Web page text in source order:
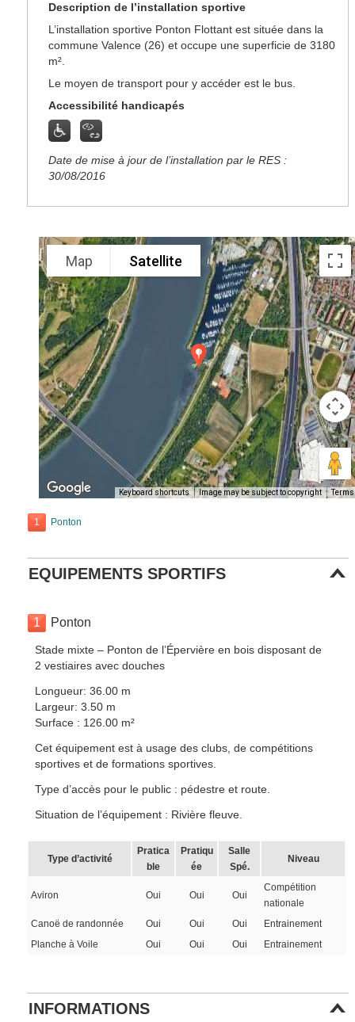
Description de l’installation sportive
L’installation sportive Ponton Flottant est située dans la
commune Valence (26) et occupe une superficie de 3180
m².
Le moyen de transport pour y accéder est le bus.
Accessibilité handicapés
Date de mise à jour de l’installation par le RES :
30/08/2016
Map Satellite
Keyboard shortcuts Image may be subject to copyright Terms
1 Ponton
EQUIPEMENTS SPORTIFS
1 Ponton
Stade mixte – Ponton de l’Épervière en bois disposant de
2 vestiaires avec douches
Longueur: 36.00 m
Largeur: 3.50 m
Surface : 126.00 m²
Cet équipement est à usage des clubs, de compétitions
sportives et de formations sportives.
Type d’accès pour le public : pédestre et route.
Situation de l’équipement : Rivière fleuve.
Type d’activité
Pratica
ble
Pratiqu
ée
Salle
Spé.
Niveau
Aviron Oui Oui Oui
Compétition
nationale
Canoë de randonnée
Oui Oui Oui
Entrainement
Planche à Voile
Oui Oui Oui Entrainement
INFORMATIONS